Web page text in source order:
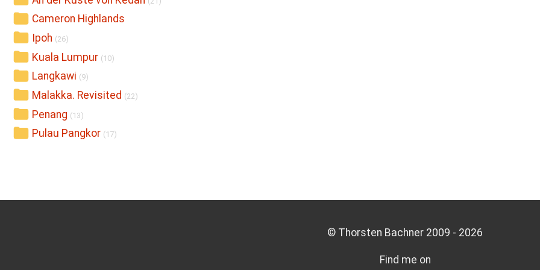
Cameron Highlands
Ipoh (26)
Kuala Lumpur (10)
Langkawi (9)
Malakka. Revisited (22)
Penang (13)
Pulau Pangkor (17)
© Thorsten Bachner 2009 - 2026
Find me on